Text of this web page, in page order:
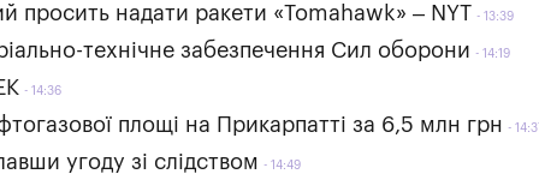
просить надати ракети «Tomahawk» – NYT 13:39
технічне забезпечення Сил оборони 14:19
14:36
площі на Прикарпатті за 6,5 млн грн
угоду зі слідством 14:49